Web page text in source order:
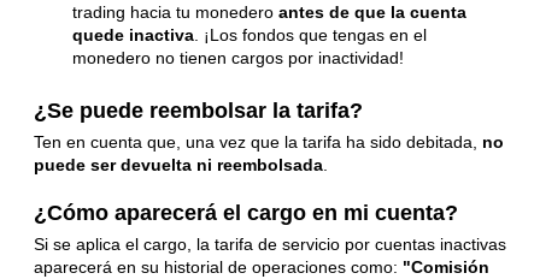
trading hacia tu monedero antes de que la cuenta
quede inactiva . ¡Los fondos que tengas en el
monedero no tienen cargos por inactividad!
¿Se puede reembolsar la tarifa?
Ten en cuenta que, una vez que la tarifa ha sido debitada, no
puede ser devuelta ni reembolsada
¿Cómo aparecerá el cargo en mi cuenta?
Si se aplica el cargo, la tarifa de servicio por cuentas inactivas
aparecerá en su historial de operaciones como: "Comisión